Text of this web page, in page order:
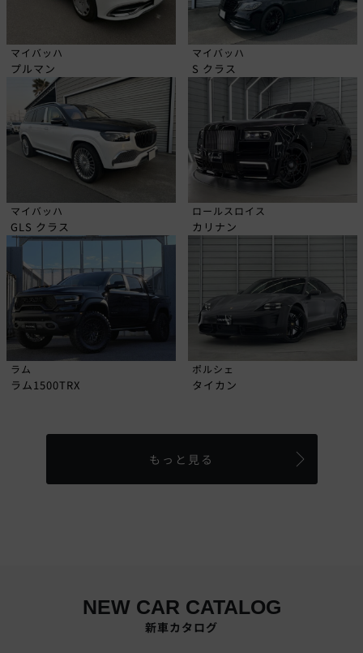
マイバッハ
プルマン
マイバッハ
S クラス
マイバッハ
GLS クラス
ロールスロイス
カリナン
ラム
ラム1500TRX
ポルシェ
タイカン
もっと見る
NEW CAR CATALOG
新車カタログ